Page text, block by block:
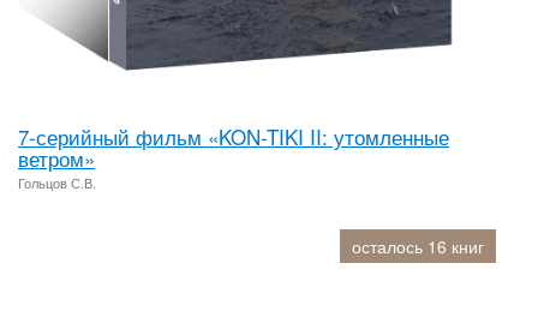
7-серийный фильм «KON-TIKI II: утомленные
ветром»
Гольцов С.В.
осталось 16 книг